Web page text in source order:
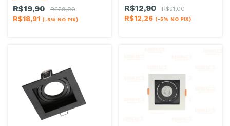
R$19,90 R$29,90
R$18,91 (-5% NO PIX)
R$12,90 R$21,00
R$12,26 (-5% NO PIX)